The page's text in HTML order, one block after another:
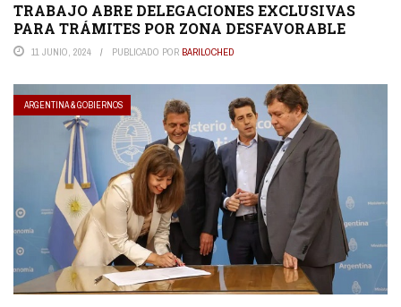
TRABAJO ABRE DELEGACIONES EXCLUSIVAS
PARA TRÁMITES POR ZONA DESFAVORABLE
11 JUNIO, 2024 PUBLICADO POR BARILOCHED
ARGENTINA & GOBIERNOS